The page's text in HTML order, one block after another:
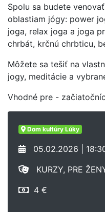
Spolu sa budete
oblastiam jógy: power
joga, relax joga a joga
chrbát, krčnú chrbticu,
Môžete sa tešiť na
jogy, meditácie a
Vhodné pre -
Dom kultúry Lúky
05.02.2026 |
KURZY, PRE
4 €